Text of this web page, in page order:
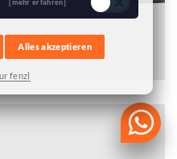
[mehr erfahren]
fenzl
Alles akzeptieren